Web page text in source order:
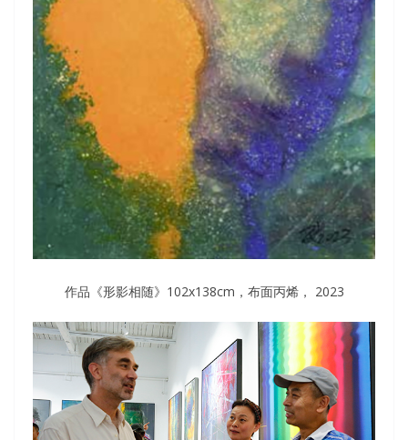
作品《形影相随》102x138cm，布面丙烯， 2023